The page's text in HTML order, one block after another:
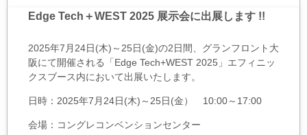
Edge Tech＋WEST 2025 展示会に出展します !!
2025年7月24日(木)～25日(金)の2日間、グランフロント大
阪にて開催される「Edge Tech+WEST 2025」エフィニッ
クスブース内において出展いたします。
日時：2025年7月24日(木)～25日(金） 10:00～17:00
会場：コングレコンベンションセンター